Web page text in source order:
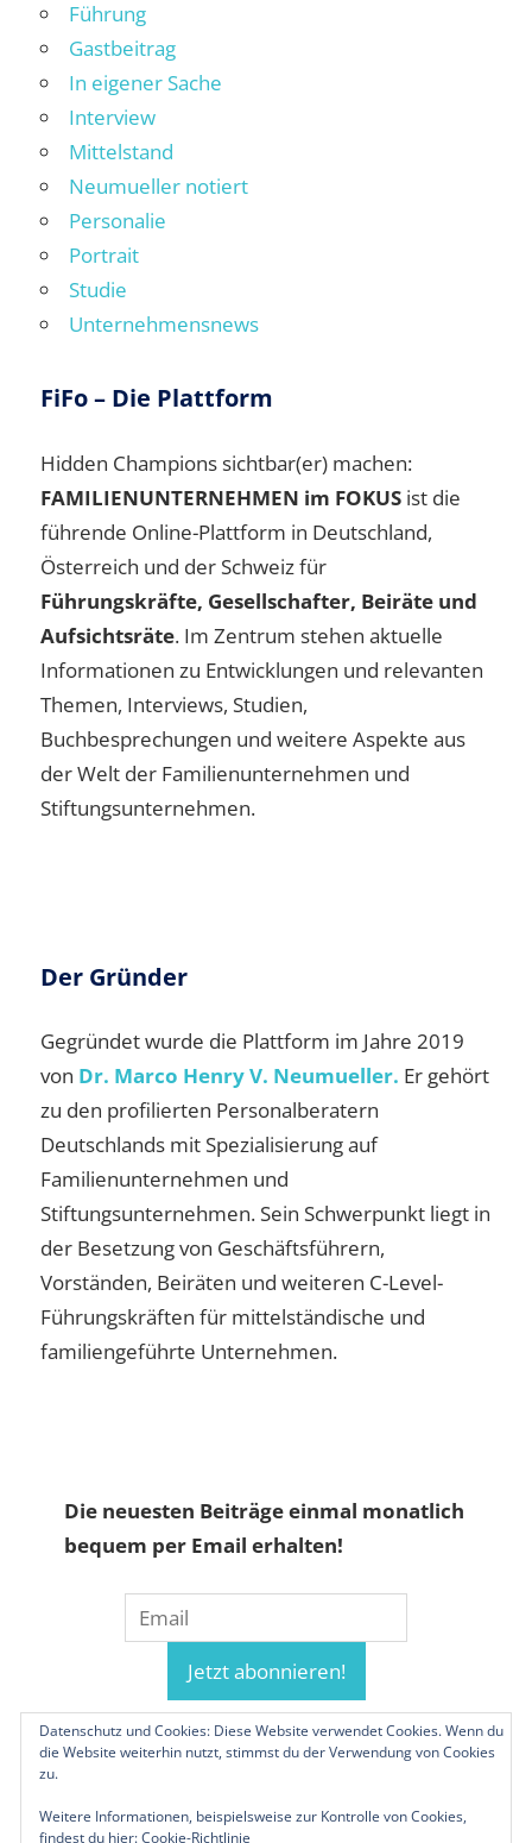
Führung
Gastbeitrag
In eigener Sache
Interview
Mittelstand
Neumueller notiert
Personalie
Portrait
Studie
Unternehmensnews
FiFo – Die Plattform
Hidden Champions sichtbar(er) machen:
FAMILIENUNTERNEHMEN im FOKUS ist die
führende Online-Plattform in Deutschland,
Österreich und der Schweiz für
Führungskräfte, Gesellschafter, Beiräte und
Aufsichtsräte. Im Zentrum stehen aktuelle
Informationen zu Entwicklungen und relevanten
Themen, Interviews, Studien,
Buchbesprechungen und weitere Aspekte aus
der Welt der Familienunternehmen und
Stiftungsunternehmen.
Der Gründer
Gegründet wurde die Plattform im Jahre 2019
von Dr. Marco Henry V. Neumueller. Er gehört
zu den profilierten Personalberatern
Deutschlands mit Spezialisierung auf
Familienunternehmen und
Stiftungsunternehmen. Sein Schwerpunkt liegt in
der Besetzung von Geschäftsführern,
Vorständen, Beiräten und weiteren C-Level-
Führungskräften für mittelständische und
familiengeführte Unternehmen.
Die neuesten Beiträge einmal monatlich
bequem per Email erhalten!
Datenschutz und Cookies: Diese Website verwendet Cookies. Wenn du
die Website weiterhin nutzt, stimmst du der Verwendung von Cookies
zu.
Weitere Informationen, beispielsweise zur Kontrolle von Cookies,
findest du hier:Cookie-Richtlinie